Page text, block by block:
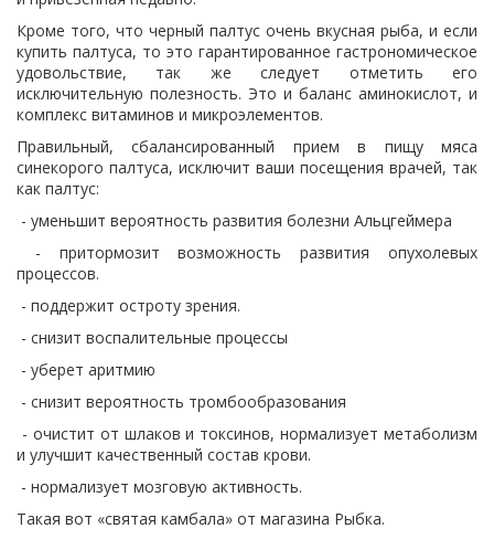
Кроме того, что черный палтус очень вкусная рыба, и если
купить палтуса, то это гарантированное гастрономическое
удовольствие, так же следует отметить его
исключительную полезность. Это и баланс аминокислот, и
комплекс витаминов и микроэлементов.
Правильный, сбалансированный прием в пищу мяса
синекорого палтуса, исключит ваши посещения врачей, так
как палтус:
- уменьшит вероятность развития болезни Альцгеймера
- притормозит возможность развития опухолевых
процессов.
- поддержит остроту зрения.
- снизит воспалительные процессы
- уберет аритмию
- снизит вероятность тромбообразования
- очистит от шлаков и токсинов, нормализует метаболизм
и улучшит качественный состав крови.
- нормализует мозговую активность.
Такая вот «святая камбала» от магазина Рыбка.